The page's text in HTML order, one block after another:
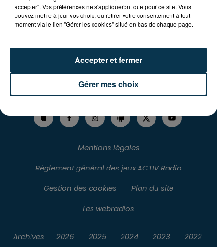
RADIO L'INFO JEUX
PODCASTS
AGENDA
VOTRE PUB CONTACT
Mentions légales
Règlement général des jeux ACTIV Radio
Gestion des cookies
Plan du site
Les webradios
Archives 2026 2025 2024 2023 2022
accepter". Vos préférences ne s'appliqueront que pour ce site. Vous
pouvez mettre à jour vos choix, ou retirer votre consentement à tout
moment via le lien "Gérer les cookies" situé en bas de chaque page.
Gérer mes choix
Accepter et fermer